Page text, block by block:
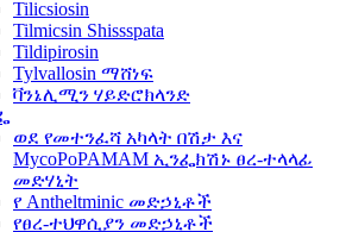
Tilicsiosin
Tilmicsin Shissspata
Tildipirosin
Tylvallosin ማሸነፍ
ቫንኔሊሚን ሃይድሮክላንድ
ወደ የመተንፈሻ አካላት በሽታ እና
MycoPoPAMAM ኢንፌክሽኑ ፀረ-ተላላፊ
መድሃኒት
የ Antheltminic መድኃኒቶች
የፀረ-ተህዋሲያን መድኃኒቶች